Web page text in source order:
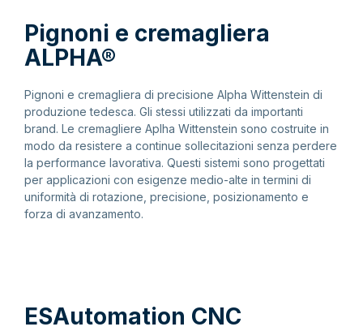
Pignoni e cremagliera
ALPHA®
Pignoni e cremagliera di precisione Alpha Wittenstein di
produzione tedesca. Gli stessi utilizzati da importanti
brand. Le cremagliere Aplha Wittenstein sono costruite in
modo da resistere a continue sollecitazioni senza perdere
la performance lavorativa. Questi sistemi sono progettati
per applicazioni con esigenze medio-alte in termini di
uniformità di rotazione, precisione, posizionamento e
forza di avanzamento.
ESAutomation CNC